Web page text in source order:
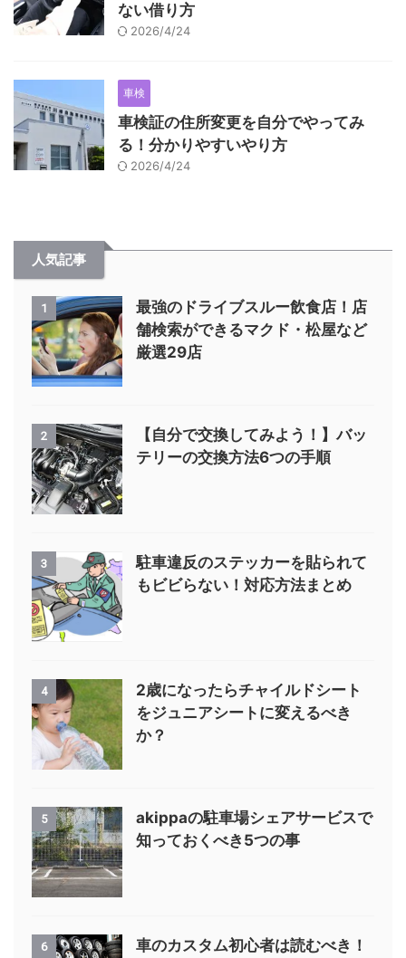
ない借り方
2026/4/24
車検
車検証の住所変更を自分でやってみ
る！分かりやすいやり方
2026/4/24
人気記事
1
最強のドライブスルー飲食店！店
舗検索ができるマクド・松屋など
厳選29店
2
【自分で交換してみよう！】バッ
テリーの交換方法6つの手順
3
駐車違反のステッカーを貼られて
もビビらない！対応方法まとめ
4
2歳になったらチャイルドシート
をジュニアシートに変えるべき
か？
5
akippaの駐車場シェアサービスで
知っておくべき5つの事
6 車のカスタム初心者は読むべき！